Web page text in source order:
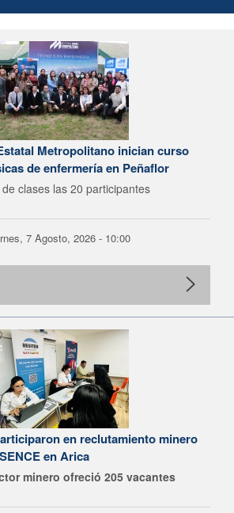
Metropolitano inician curso
de enfermería en Peñaflor
clases las 20 participantes
7 Agosto, 2026 - 10:00
en reclutamiento minero
en Arica
minero ofreció 205 vacantes